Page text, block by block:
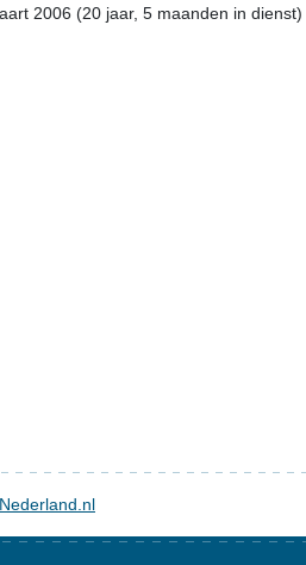
2006 (20 jaar, 5 maanden in dienst)